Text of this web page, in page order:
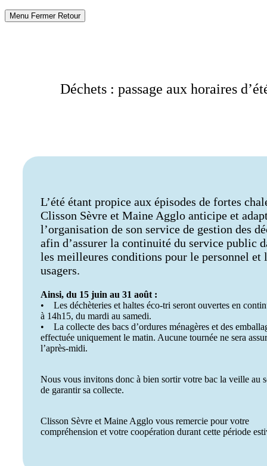
Menu Fermer Retour
Déchets : passage aux horaires
L’été étant propice aux épisodes de fortes
Clisson Sèvre et Maine Agglo anticipe et
l’organisation de son service de gestion des
afin d’assurer la continuité du service public
les meilleures conditions pour le personnel et
usagers.
Ainsi, du 15 juin au 31 août :
• Les déchèteries et haltes éco-tri seront ouvertes en
à 14h15, du mardi au samedi.
• La collecte des bacs d’ordures ménagères et des
effectuée uniquement le matin. Aucune tournée ne sera
l’après-midi.
Nous vous invitons donc à bien sortir votre bac la veille au
de garantir sa collecte.
Clisson Sèvre et Maine Agglo vous remercie pour votre
compréhension et votre coopération durant cette période